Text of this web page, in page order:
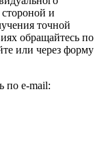
стороной и
точной
обращайтесь по
или через форму
по e-mail: